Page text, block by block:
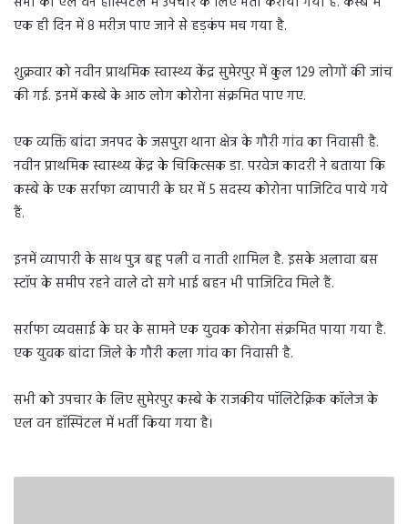
एक ही दिन में 8 मरीज पाए जाने से हड़कंप मच गया है.
शुक्रवार को नवीन प्राथमिक स्वास्थ्य केंद्र सुमेरपुर में कुल 129 लोगों की जांच
की गई. इनमें कस्बे के आठ लोग कोरोना संक्रमित पाए गए.
एक व्यक्ति बांदा जनपद के जसपुरा थाना क्षेत्र के गौरी गांव का निवासी है.
नवीन प्राथमिक स्वास्थ्य केंद्र के चिकित्सक डा. परवेज कादरी ने बताया कि
कस्बे के एक सर्राफा व्यापारी के घर में 5 सदस्य कोरोना पाजिटिव पाये गये
हैं.
इनमें व्यापारी के साथ पुत्र बहू पत्नी व नाती शामिल है. इसके अलावा बस
स्टॉप के समीप रहने वाले दो सगे भाई बहन भी पाजिटिव मिले हैं.
सर्राफा व्यवसाई के घर के सामने एक युवक कोरोना संक्रमित पाया गया है.
एक युवक बांदा जिले के गौरी कला गांव का निवासी है.
सभी को उपचार के लिए सुमेरपुर कस्बे के राजकीय पॉलिटेक्निक कॉलेज के
एल वन हॉस्पिटल में भर्ती किया गया है।